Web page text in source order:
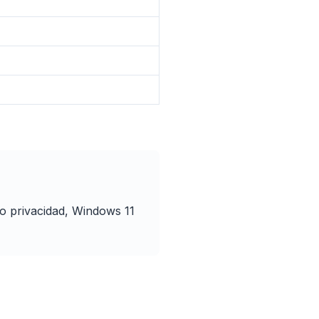
Windows 11